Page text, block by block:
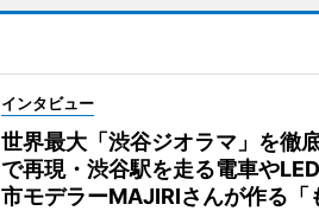
インタビュー
世界最大「渋谷ジオラマ」を徹
で再現・渋谷駅を走る電車や
市モデラーMAJIRIさんが作る「